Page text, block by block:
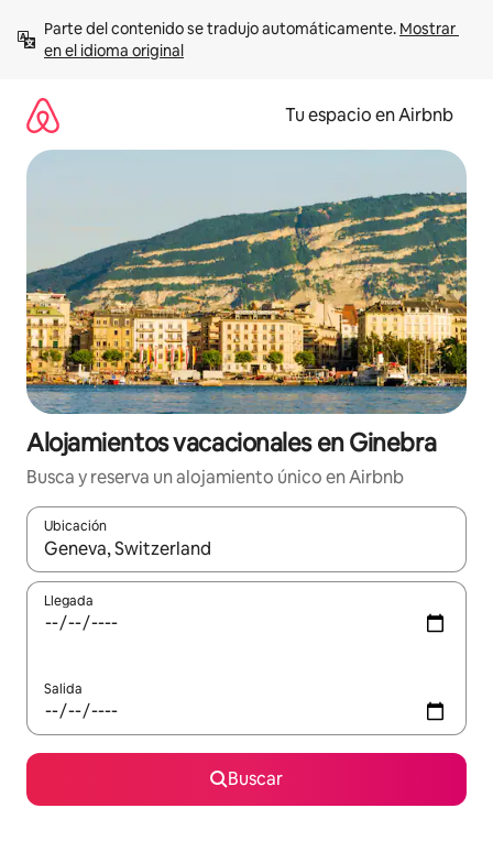
contenido
Parte del contenido se tradujo automáticamente. Mostrar
en el idioma original
Tu espacio en Airbnb
Alojamientos vacacionales en Ginebra
Busca y reserva un alojamiento único en Airbnb
Ubicación
Cuando los resultados estén disponibles, podrás navegar
Llegada
Salida
Buscar